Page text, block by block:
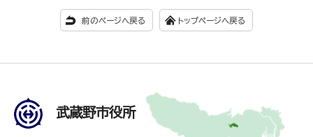
前のページへ戻る トップページへ戻る
武蔵野市役所